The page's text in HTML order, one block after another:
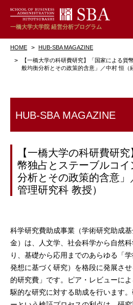
一橋大学大学院 経営分析プログラム
HOME HUB-SBA MAGAZINE
【一橋大学の科研費研究】「国家による貨
般均衡分析とその政策的含意」／中村 恒（
HUB-SBA MAGAZINE
【一橋大学の科研費研
幣独占とステーブルコ
分析とその政策的含意
管理研究科 教授）
科学研究費助成事業（学術研究助成
金）は、人文学、社会科学から自然
り、基礎から応用までのあらゆる「
発想に基づく研究）を格段に発展さ
的研究費」です。ピア・レビューに
駆的な研究に対する助成を行います